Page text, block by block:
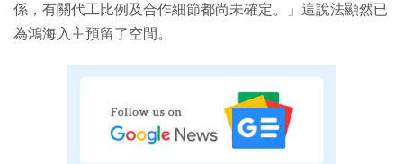
係，有關代工比例及合作細節都尚未確定。」這說法顯然已
為鴻海入主預留了空間。